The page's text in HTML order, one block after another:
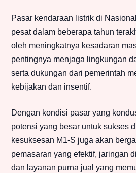
Pasar kendaraan listrik di
pesat dalam beberapa tahun
oleh meningkatnya kesadaran
pentingnya menjaga lingkungan
serta dukungan dari pemerintah
kebijakan dan insentif.
Dengan kondisi pasar yang
potensi yang besar untuk sukses
kesuksesan M1-S juga akan
pemasaran yang efektif, jaringan
dan layanan purna jual yang